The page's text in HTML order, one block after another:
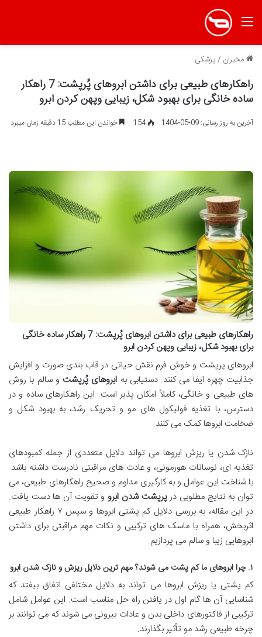
منو
مخبران /پزشکی
راهکارهای طبیعی برای داشتن ابروهای پُرپشت: 7 راهکار
ساده خانگی برای بهبود شکل، زیبایی وپهن کردن ابرو
آخرین به روز رسانی: 09-05-1404 154 خواندن این مطلب 15 دقیقه زمان میبرد
راهکارهای طبیعی برای داشتن ابروهای پُرپشت: 7 راهکار ساده خانگی
برای بهبود شکل، زیبایی وپهن کردن ابرو
ابروهای پرپشت و خوش فرم نقش حیاتی در قاب بندی صورت و افزایش
جذابیت چهره ایفا می کنند. دستیابی به ابروهای پُرپشت و سالم با روش
های طبیعی و خانگی، کاملاً امکان پذیر است. این راهکارهای ساده و در
دسترس، با تغذیه فولیکول های مو و تحریک رشد، به بهبود شکل و
ضخامت ابروها کمک می کنند.
نازک شدن یا ریزش ابروها می تواند دلایل متعددی از جمله کمبودهای
تغذیه ای، نوسانات هورمونی، و عادت های مراقبتی نادرست داشته باشد.
با شناخت این عوامل و به کارگیری مداوم و صحیح راهکارهای طبیعی، می
توان به نتایج مطلوبی درپرپشت شدن ابرو و تقویت آن ها دست یافت.
در این مقاله، به بررسی دلایل کم پشتی ابروها و سپس ۷ راهکار طبیعی
اثربخش، همراه با ماسک های ترکیبی و نکات مهم مراقبتی برای داشتن
ابروهایی زیبا و سالم می پردازیم.
۱. چرا ابروهای ما کم پشت می شوند؟ مهم ترین دلایل ریزش و نازک شدن ابرو
کم پشتی یا ریزش ابروها می تواند به دلایل مختلفی اتفاق بیفتد که
شناسایی آن ها گام اول در یافتن راه حل مناسب است. این عوامل شامل
ترکیبی از فاکتورهای داخلی بدن و عادات بیرونی می شوند که می توانند بر
چرخه طبیعی رشد مو تأثیر بگذارند.